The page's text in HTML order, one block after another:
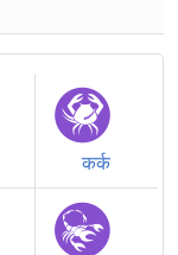
कर्क